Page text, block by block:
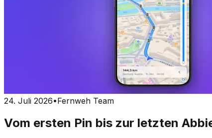
24. Juli 2026•Fernweh Team
Vom ersten Pin bis zur letzten